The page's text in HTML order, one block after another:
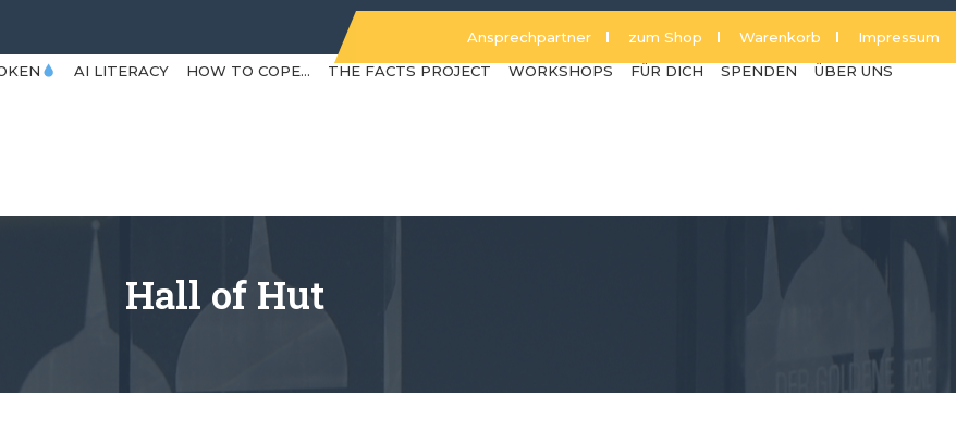
Ansprechpartner zum Shop Warenkorb
Impressum
AI LITERACY HOW TO COPE… THE FACTS PROJECT WORKSHOPS FÜR DICH SPENDEN
ÜBER UNS
Hall of Hut